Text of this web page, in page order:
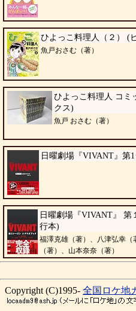
ひよっこ料理人（２） (
魚戸おさむ（著）
ひよっこ料理人 コミ
クス)
魚戸 おさむ（著）
日曜劇場『VIVANT』第
日曜劇場『VIVANT』
行本)
福澤克雄（著）、八津弘幸（
（著）、山本奈奈（著）
Copyright (C)1995- 全国ロケ地